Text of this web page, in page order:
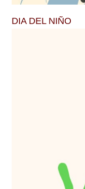
DIA DEL NIÑO